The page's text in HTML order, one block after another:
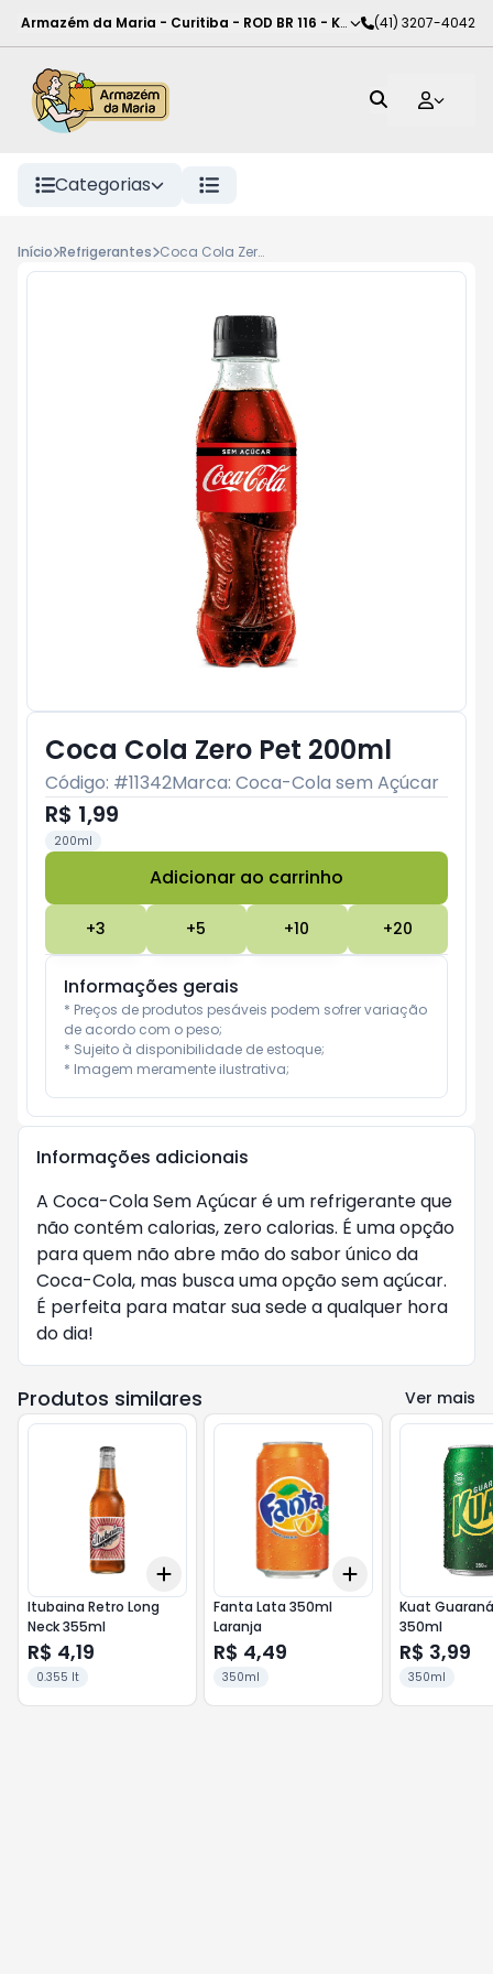
Armazém da Maria - Curitiba - ROD BR 116 - KM 102,Curitiba-PR
(41) 3207-4042
Categorias
Início Refrigerantes Coca Cola Zero Pet 200ml
Coca Cola Zero Pet 200ml
Código: #11342Marca: Coca-Cola sem Açúcar
R$ 1,99
200ml
Adicionar ao carrinho
+3 +5 +10 +20
Informações gerais
* Preços de produtos pesáveis podem sofrer variação
de acordo com o peso;
* Sujeito à disponibilidade de estoque;
* Imagem meramente ilustrativa;
Informações adicionais
A Coca-Cola Sem Açúcar é um refrigerante que
não contém calorias, zero calorias. É uma opção
para quem não abre mão do sabor único da
Coca-Cola, mas busca uma opção sem açúcar.
É perfeita para matar sua sede a qualquer hora
do dia!
Produtos similares Ver mais
+10
Add
Itubaina Retro Long
Neck 355ml
R$ 4,19
0.355 lt
+10
Add
Fanta Lata 350ml
Laranja
R$ 4,49
350ml
Kuat
350ml
R$ 3,99
350ml